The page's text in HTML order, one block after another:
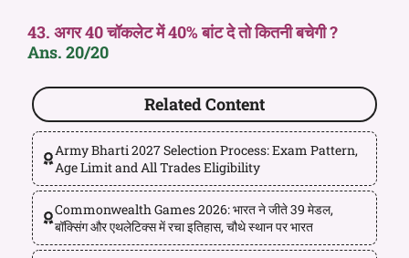
43. अगर 40 चॉकलेट में 40% बांट दे तो कितनी बचेगी ?
Ans. 20/20
Related Content
Army Bharti 2027 Selection Process: Exam Pattern,
Age Limit and All Trades Eligibility
Commonwealth Games 2026: भारत ने जीते 39 मेडल,
बॉक्सिंग और एथलेटिक्स में रचा इतिहास, चौथे स्थान पर भारत